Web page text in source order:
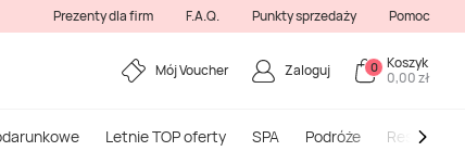
Prezenty dla firm F.A.Q. Punkty sprzedaży Pomoc
Mój Voucher Zaloguj 0 Koszyk
0,00 zł
Letnie TOP oferty SPA Podróże